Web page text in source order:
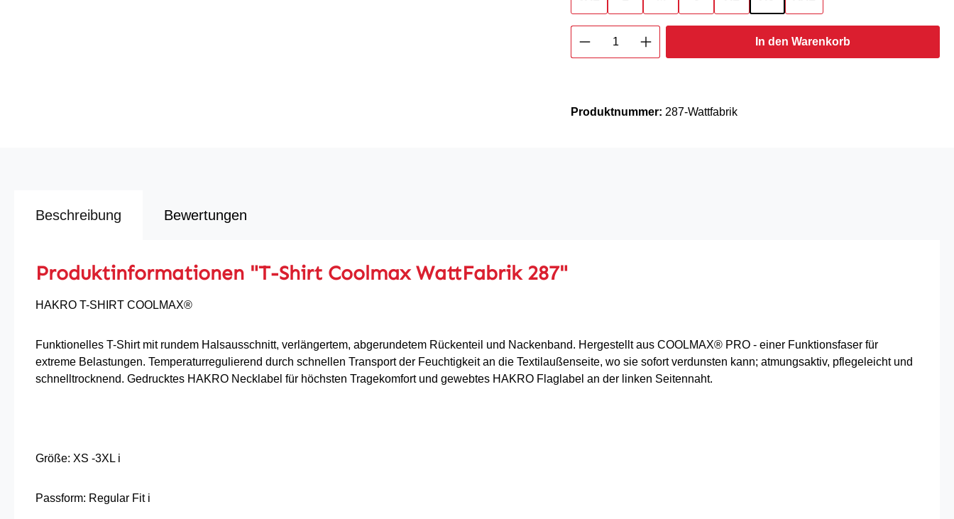
Produkt Anzahl: Gib den gewünschten Wert ein
In den Warenkorb
Produktnummer: 287-Wattfabrik
Beschreibung Bewertungen
Produktinformationen "T-Shirt Coolmax WattFabrik 287"
HAKRO T-SHIRT COOLMAX®
Funktionelles T-Shirt mit rundem Halsausschnitt, verlängertem, abgerundetem Rückenteil und Nackenband. Hergestellt aus COOLMAX® PRO - einer Funktionsfaser für
extreme Belastungen. Temperaturregulierend durch schnellen Transport der Feuchtigkeit an die Textilaußenseite, wo sie sofort verdunsten kann; atmungsaktiv, pflegeleicht und
schnelltrocknend. Gedrucktes HAKRO Necklabel für höchsten Tragekomfort und gewebtes HAKRO Flaglabel an der linken Seitennaht.
Größe: XS -3XL i
Passform: Regular Fit i